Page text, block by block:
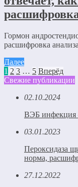
Гормон
расшифровка
Далее
1 2 3 … 5 Вперёд
Свежие публикации
02.10.2024
ВЭБ инфекция
03.01.2023
Пероксидаза
норма,
27.12.2022